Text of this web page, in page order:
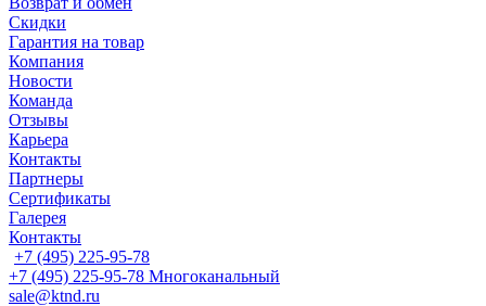
Скидки
Гарантия на товар
Компания
Новости
Команда
Отзывы
Карьера
Контакты
Партнеры
Сертификаты
Галерея
Контакты
+7 (495) 225-95-78
+7 (495) 225-95-78 Многоканальный
sale@ktnd.ru